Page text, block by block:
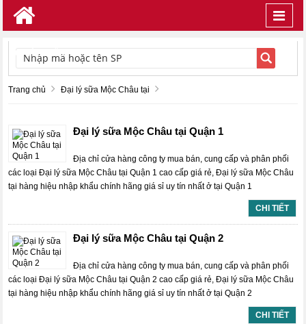
TÌM KIẾM
Trang chủ Đại lý sữa Mộc Châu tại
Đại lý sữa Mộc Châu tại Quận 1
Địa chỉ cửa hàng công ty mua bán, cung cấp và phân phối
các loại Đại lý sữa Mộc Châu tại Quận 1 cao cấp giá rẻ, Đại lý sữa Mộc Châu
tại hàng hiệu nhập khẩu chính hãng giá sỉ uy tín nhất ở tại Quận 1
CHI TIẾT
Đại lý sữa Mộc Châu tại Quận 2
Địa chỉ cửa hàng công ty mua bán, cung cấp và phân phối
các loại Đại lý sữa Mộc Châu tại Quận 2 cao cấp giá rẻ, Đại lý sữa Mộc Châu
tại hàng hiệu nhập khẩu chính hãng giá sỉ uy tín nhất ở tại Quận 2
CHI TIẾT